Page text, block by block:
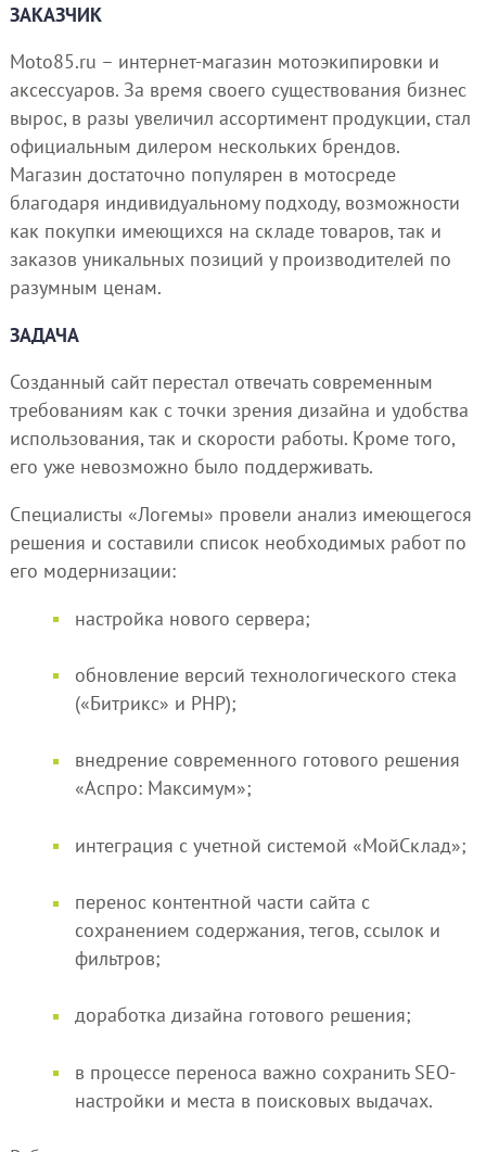
ЗАКАЗЧИК
Moto85.ru – интернет-магазин мотоэкипировки и
аксессуаров. За время своего существования бизнес
вырос, в разы увеличил ассортимент продукции, стал
официальным дилером нескольких брендов.
Магазин достаточно популярен в мотосреде
благодаря индивидуальному подходу, возможности
как покупки имеющихся на складе товаров, так и
заказов уникальных позиций у производителей по
разумным ценам.
ЗАДАЧА
Созданный сайт перестал отвечать современным
требованиям как с точки зрения дизайна и удобства
использования, так и скорости работы. Кроме того,
его уже невозможно было поддерживать.
Специалисты «Логемы» провели анализ имеющегося
решения и составили список необходимых работ по
его модернизации:
настройка нового сервера;
обновление версий технологического стека
(«Битрикс» и PHP);
внедрение современного готового решения
«Аспро: Максимум»;
интеграция с учетной системой «МойСклад»;
перенос контентной части сайта с
сохранением содержания, тегов, ссылок и
фильтров;
доработка дизайна готового решения;
в процессе переноса важно сохранить SEO-
настройки и места в поисковых выдачах.